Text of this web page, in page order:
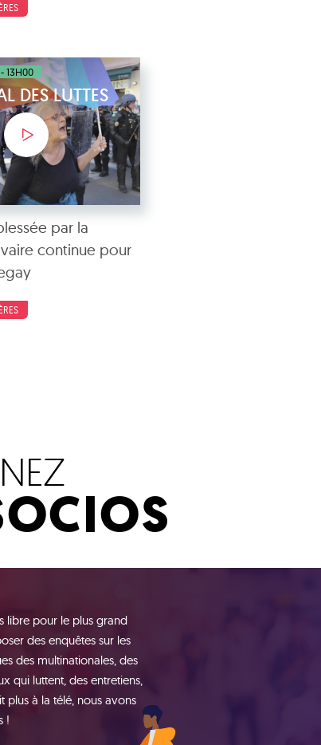
13H00
DES LUTTES
par la
continue pour
libre pour le plus grand
des enquêtes sur les
des multinationales, des
qui luttent, des entretiens,
plus à la télé, nous avons
!